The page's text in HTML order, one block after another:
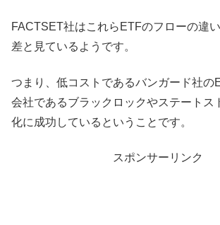
FACTSET社はこれらETFのフローの違
差と見ているようです。
つまり、低コストであるバンガード社の
会社であるブラックロックやステートス
化に成功しているということです。
スポンサーリンク